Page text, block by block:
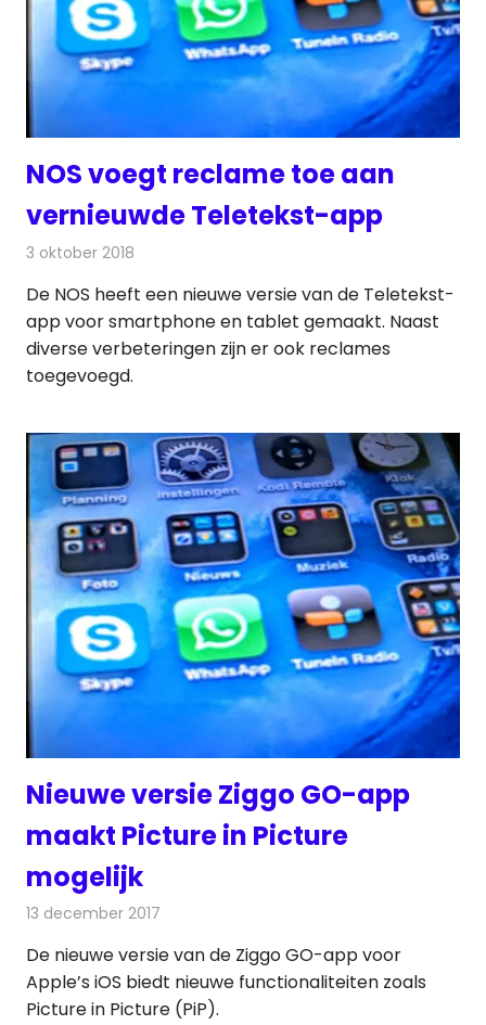
NOS voegt reclame toe aan
vernieuwde Teletekst-app
3 oktober 2018
De NOS heeft een nieuwe versie van de Teletekst-
app voor smartphone en tablet gemaakt. Naast
diverse verbeteringen zijn er ook reclames
toegevoegd.
Nieuwe versie Ziggo GO-app
maakt Picture in Picture
mogelijk
13 december 2017
De nieuwe versie van de Ziggo GO-app voor
Apple’s iOS biedt nieuwe functionaliteiten zoals
Picture in Picture (PiP).